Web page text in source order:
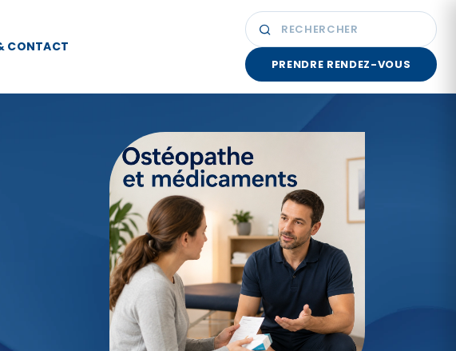
CONTACT
PRENDRE RENDEZ-VOUS